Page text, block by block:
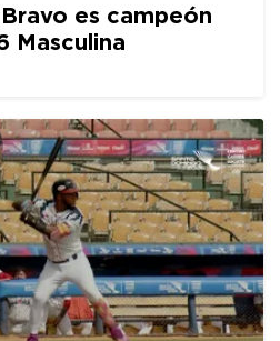
es campeón
Masculina